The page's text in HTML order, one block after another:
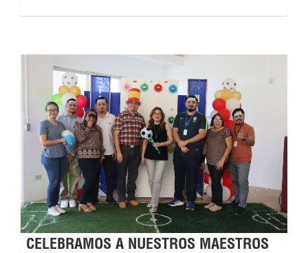
CELEBRAMOS A NUESTROS MAESTROS